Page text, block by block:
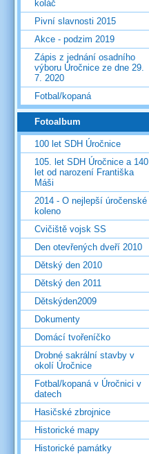
koláč
Pivní slavnosti 2015
Akce - podzim 2019
Zápis z jednání osadního
výboru Úročnice ze dne 29.
7. 2020
Fotbal/kopaná
Fotoalbum
100 let SDH Úročnice
105. let SDH Úročnice a 140.
let od narození Františka
Máši
2014 - O nejlepší úročenské
koleno
Cvičiště vojsk SS
Den otevřených dveří 2010
Dětský den 2010
Dětský den 2011
Dětskýden2009
Dokumenty
Domácí tvořeníčko
Drobné sakrální stavby v
okolí Úročnice
Fotbal/kopaná v Úročnici v
datech
Hasičské zbrojnice
Historické mapy
Historické památky